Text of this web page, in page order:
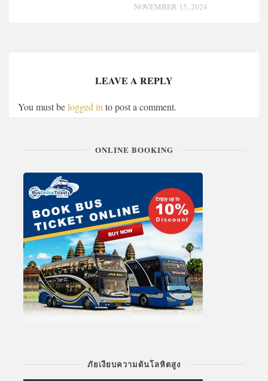
NOVEMBER 15, 2024
LEAVE A REPLY
You must belogged in to post a comment.
ONLINE BOOKING
ภัยเงียบความดันโลหิตสูง